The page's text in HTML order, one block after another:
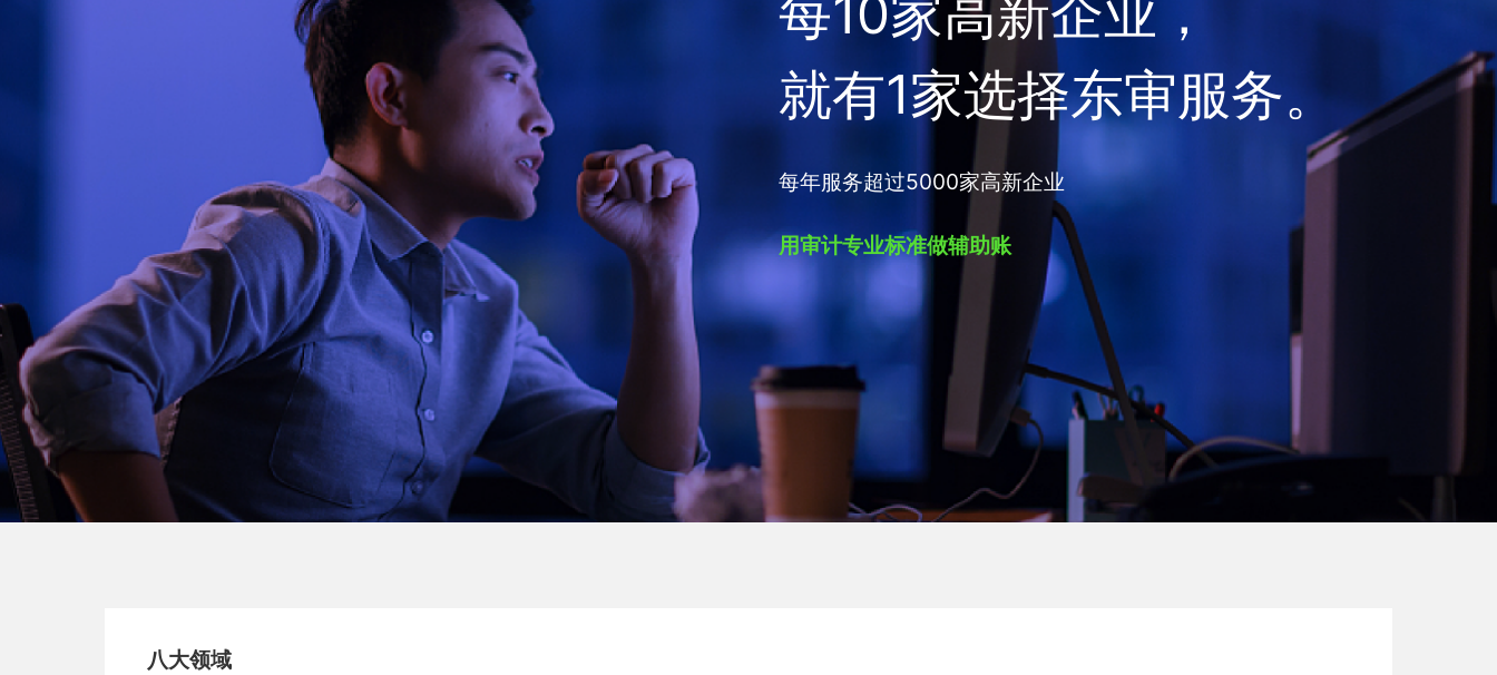
每10家高新企业，
就有1家选择东审服务。
每年服务超过5000家高新企业
用审计专业标准做辅助账
八大领域